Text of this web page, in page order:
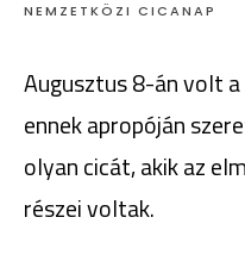
NEMZETKÖZI CICANAP
Augusztus 8-án volt
ennek apropóján
olyan cicát, akik az
részei voltak.